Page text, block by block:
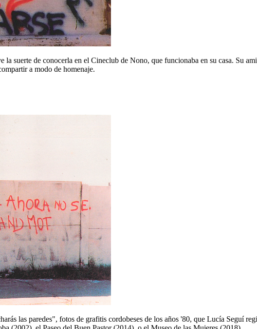
suerte de conocerla en el Cineclub de Nono, que funcionaba en su casa. Su
a modo de homenaje.
las paredes", fotos de grafitis cordobeses de los años '80, que Lucía Seguí